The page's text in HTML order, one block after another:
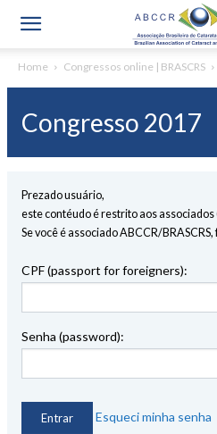
Home Congressos online | BRASCRS
Congresso 2017
Prezado usuário,
este contéudo é restrito aos associados
Se você é associado ABCCR/
CPF (passport for foreigners):
Senha (password):
Esqueci minha senha